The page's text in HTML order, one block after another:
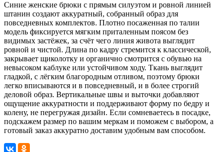
Синие женские брюки с прямым силуэтом и ровной линией
штанин создают аккуратный, собранный образ для
повседневных комплектов. Плотно посаженная по талии
модель фиксируется мягким приталенным поясом без
видимых застёжек, за счёт чего линия живота выглядит
ровной и чистой. Длина по кадру стремится к классической,
закрывает щиколотку и органично смотрится с обувью на
невысоком каблуке или устойчивом ходу. Ткань выглядит
гладкой, с лёгким благородным отливом, поэтому брюки
легко вписываются и в повседневный, и в более строгий
деловой образ. Вертикальные швы и выточки добавляют
ощущение аккуратности и поддерживают форму по бедру и
колену, не перегружая дизайн. Если сомневаетесь в посадке,
подскажем размер по вашим меркам и поможем с выбором, а
готовый заказ аккуратно доставим удобным вам способом.